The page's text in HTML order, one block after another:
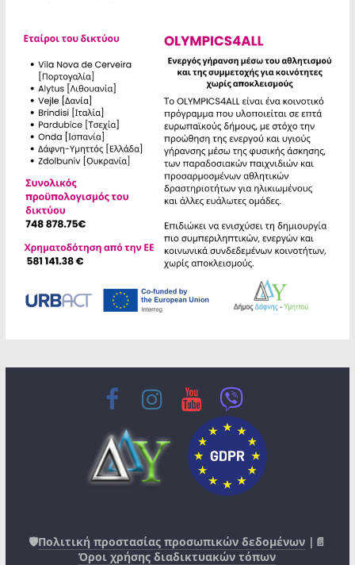
🛡️Πολιτική προστασίας προσωπικών δεδομένων |📄
Όροι χρήσης διαδικτυακών τόπων